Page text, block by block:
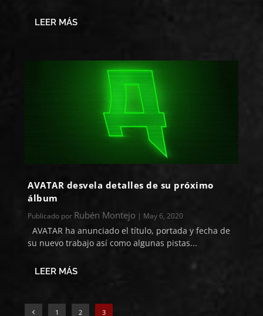
LEER MÁS
AVATAR desvela detalles de su próximo
álbum
Publicado por Rubén Montejo | May 6, 2020
AVATAR ha anunciado el título, portada y fecha de
su nuevo trabajo así como algunas pistas...
LEER MÁS
1 2 3